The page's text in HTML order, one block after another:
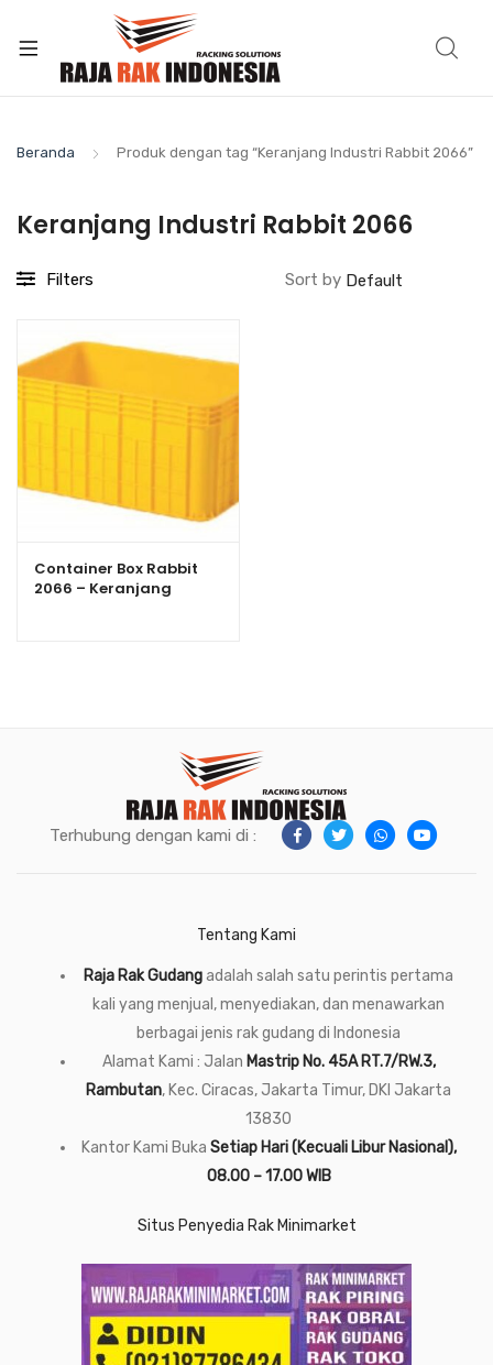
Beranda Produk dengan tag “Keranjang Industri Rabbit 2066”
Keranjang Industri Rabbit 2066
Filters Sort by
Container Box Rabbit
2066 – Keranjang
Terhubung dengan kami di :
Tentang Kami
Raja Rak Gudangadalah salah satu perintis pertama
kali yang menjual, menyediakan, dan menawarkan
berbagai jenis rak gudang di Indonesia
Alamat Kami : Jalan Mastrip No. 45A RT.7/RW.3,
Rambutan, Kec. Ciracas, Jakarta Timur, DKI Jakarta
13830
Kantor Kami Buka Setiap Hari (Kecuali Libur Nasional),
08.00 – 17.00 WIB
Situs Penyedia Rak Minimarket